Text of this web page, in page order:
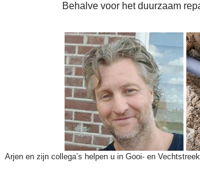
Behalve voor het duurzaam
Arjen en zijn collega’s helpen u in Gooi- en